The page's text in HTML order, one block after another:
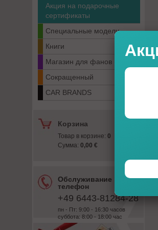
Акция на подарочные
сертификаты
Специальные модели
Книги
Магазин для фанов
Сокращенный
CAR BRANDS
Корзина
Товар в корзине: 0
Сумма: 0,00 €
Обслуживание
телефон
+49 6443-81284-28
пн - Пт: 9:00 - 16:30 часов
суббота: 8:00 - 18:00 час